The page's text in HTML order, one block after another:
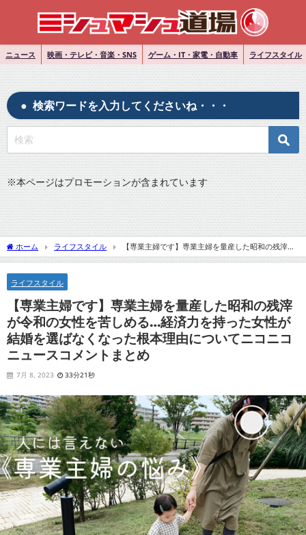
ニュース 映画・テレビ・音楽・SNS ゲーム・IT・家電・自動車 ライフスタイル
検索ワードを入力してくださいね・・・
※本ページはプロモーションが含まれています
ホーム ライフスタイル
【専業主婦です】専業主婦を量産した昭和の残滓が
令和の女性を苦しめる…経済力を持った女性が結婚を選ばなくなった根本理由について
ライフスタイル
【専業主婦です】専業主婦を量産した昭和の残滓
が令和の女性を苦しめる…経済力を持った女性が
結婚を選ばなくなった根本理由についてニコニコ
ニュースコメントまとめ
7月 8, 2023 33分21秒